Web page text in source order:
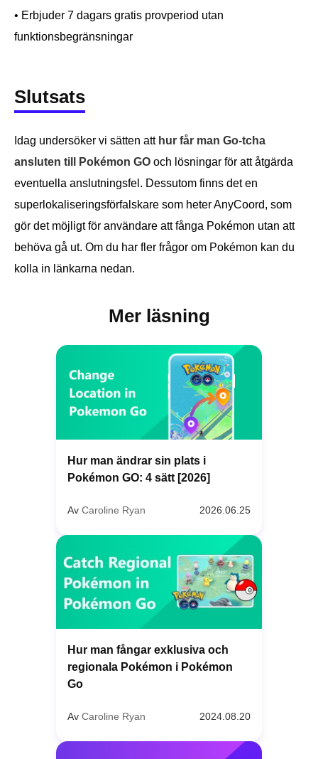
• Erbjuder 7 dagars gratis provperiod utan
funktionsbegränsningar
Slutsats
Idag undersöker vi sätten att hur får man Go-tcha
ansluten till Pokémon GO och lösningar för att åtgärda
eventuella anslutningsfel. Dessutom finns det en
superlokaliseringsförfalskare som heter AnyCoord, som
gör det möjligt för användare att fånga Pokémon utan att
behöva gå ut. Om du har fler frågor om Pokémon kan du
kolla in länkarna nedan.
Mer läsning
Hur man ändrar sin plats i
Pokémon GO: 4 sätt [2026]
Av Caroline Ryan 2026.06.25
Hur man fångar exklusiva och
regionala Pokémon i Pokémon
Go
Av Caroline Ryan 2024.08.20